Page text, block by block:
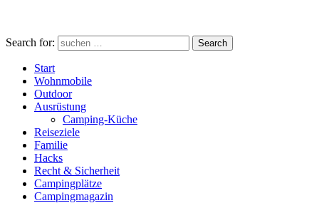
Search for: Search
Start
Wohnmobile
Outdoor
Ausrüstung
Camping-Küche
Reiseziele
Familie
Hacks
Recht & Sicherheit
Campingplätze
Campingmagazin